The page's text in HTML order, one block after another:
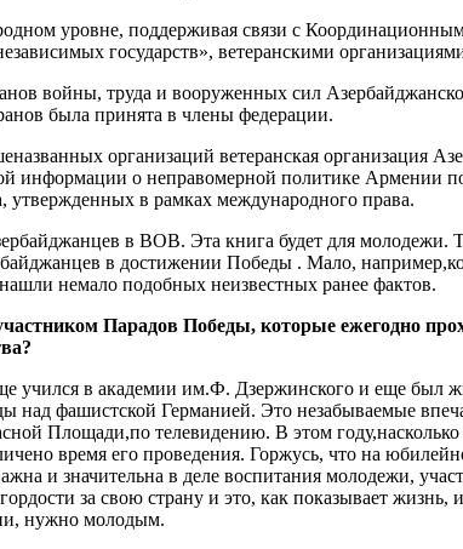
уровне, поддерживая связи с
государств», ветеранскими
войны, труда и вооруженных сил
была принята в члены федерации.
организаций ветеранская организация
информации о неправомерной политике Армении
утвержденных в рамках международного права.
в ВОВ. Эта книга будет для молодежи.
в достижении Победы . Мало,
немало подобных неизвестных ранее фактов.
Парадов Победы, которые ежегодно
учился в академии им.Ф. Дзержинского и еще
над фашистской Германией. Это незабываемые
Площади,по телевидению. В этом
время его проведения. Горжусь, что на
и значительна в деле воспитания молодежи,
за свою страну и это, как показывает жизнь,
нужно молодым.